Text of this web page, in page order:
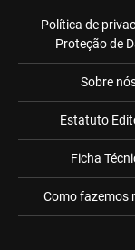
Política de
Proteção de
Sobre
Estatuto
Ficha
Como fazemos